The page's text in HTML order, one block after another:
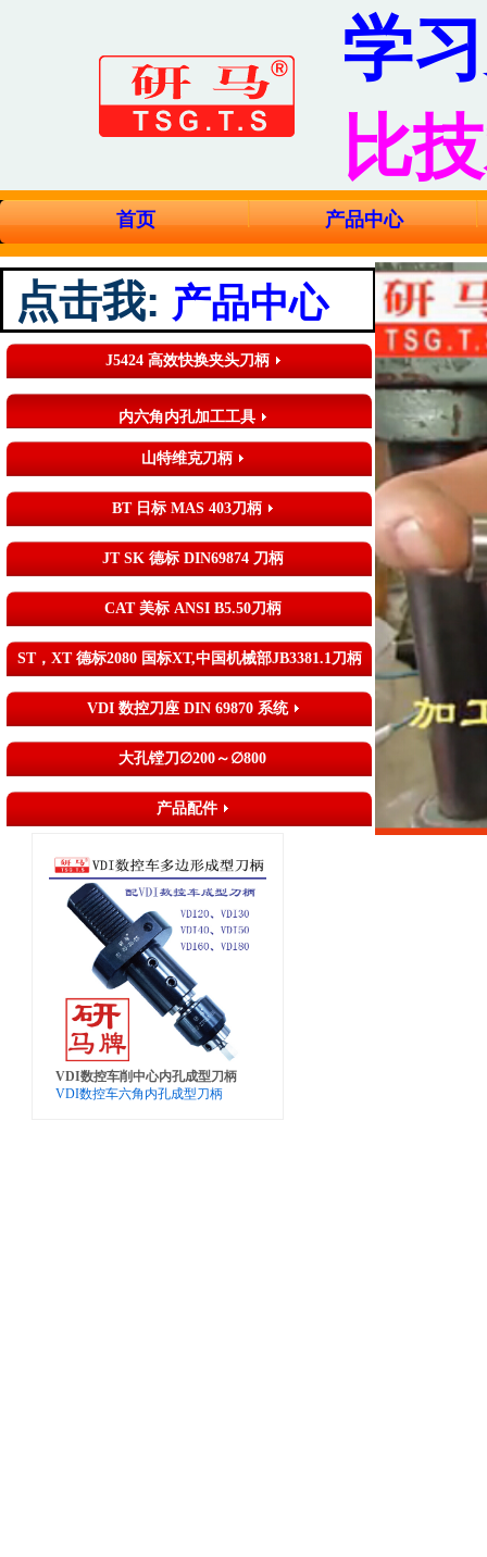
学
比
首页 产品中心
点击我: 产品中心
J5424 高效快换夹头刀柄
内六角内孔加工工具
山特维克刀柄
BT 日标 MAS 403刀柄
JT SK 德标 DIN69874 刀柄
CAT 美标 ANSI B5.50刀柄
ST，XT 德标2080 国标XT,中国机械部JB3381.1刀柄
VDI 数控刀座 DIN 69870 系统
大孔镗刀∅200～∅800
产品配件
VDI数控车削中心内孔成型刀柄
VDI数控车六角内孔成型刀柄